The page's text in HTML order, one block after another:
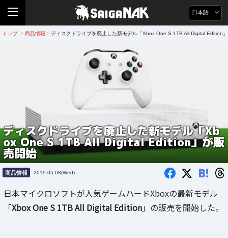
日本語
トップ > 商品情報 > ディスクドライブを廃止した新モデル「Xbox One S 1TB All Digital Edition
ディスクドライブを廃止した新モデル「Xb
ox One S 1TB All Digital Edition」が販
売開始
商品情報 2019.05.08(Wed) B!
日本マイクロソフトが人気ゲームハードXboxの最新モデル
「Xbox One S 1TB All Digital Edition」の販売を開始した。